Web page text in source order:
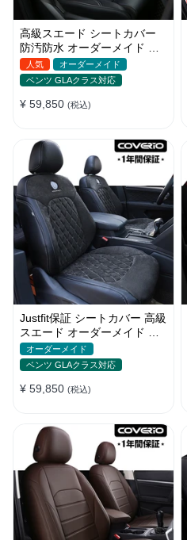
高級スエード シートカバー
防汚防水 オーダーメイド 優
れた耐久性 オシャレ 全席セ
ット
人気
オーダーメイド
ベンツ GLAクラス対応
¥ 59,850 (税込)
Justfit保証 シートカバー 高級
スエード オーダーメイド ロ
ゴ入り 防汚防水 全席セット
オーダーメイド
ベンツ GLAクラス対応
¥ 59,850 (税込)